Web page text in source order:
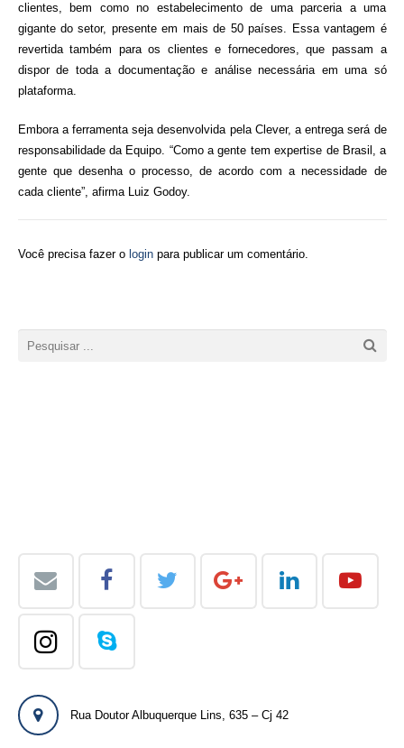
clientes, bem como no estabelecimento de uma parceria a uma
gigante do setor, presente em mais de 50 países. Essa vantagem é
revertida também para os clientes e fornecedores, que passam a
dispor de toda a documentação e análise necessária em uma só
plataforma.
Embora a ferramenta seja desenvolvida pela Clever, a entrega será de
responsabilidade da Equipo. “Como a gente tem expertise de Brasil, a
gente que desenha o processo, de acordo com a necessidade de
cada cliente”, afirma Luiz Godoy.
Você precisa fazer o loginpara publicar um comentário.
Rua Doutor Albuquerque Lins, 635 – Cj 42